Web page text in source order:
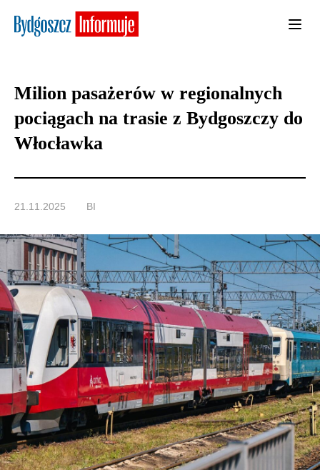
Milion pasażerów w regionalnych
pociągach na trasie z Bydgoszczy do
Włocławka
21.11.2025 BI